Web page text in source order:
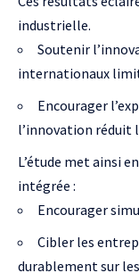
industrielle.
Soutenir
internationaux
Encourager
l’innovation réduit
L’étude met ainsi
intégrée :
Encourager
Cibler les
durablement sur